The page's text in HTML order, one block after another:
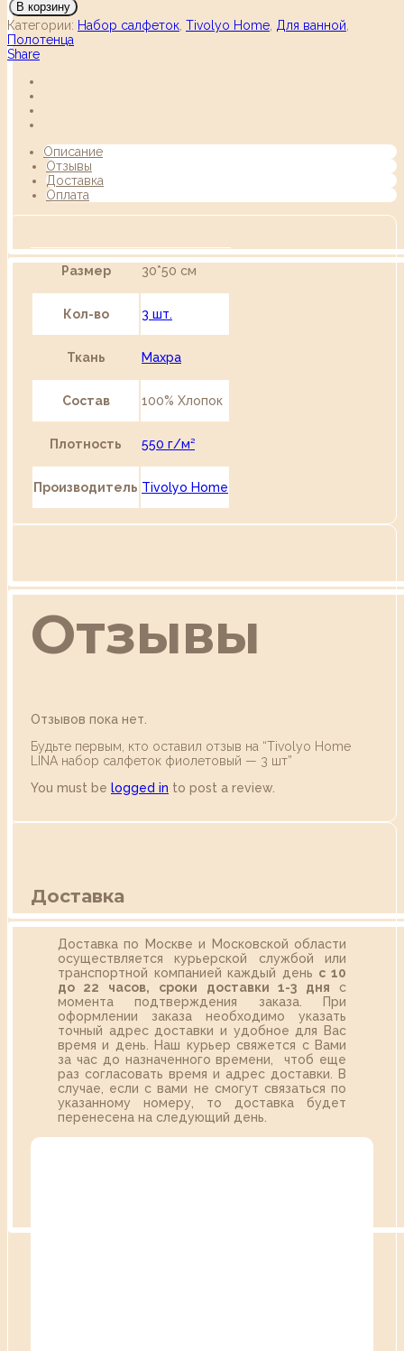
В корзину
Категории: Набор салфеток Tivolyo Home Для ванной
Полотенца
Share
Описание
Отзывы
Доставка
Оплата
Размер 30*50 см
Кол-во 3 шт.
Ткань Махра
Состав 100% Хлопок
Плотность 550 г/м²
Производитель Tivolyo Home
Отзывы
Отзывов пока нет.
Будьте первым, кто оставил отзыв на “Tivolyo Home
LINA набор салфеток фиолетовый — 3 шт”
You must be logged in to post a review.
Доставка
Доставка по Москве и Московской области
осуществляется курьерской службой или
транспортной компанией каждый день с 10
до 22 часов,
сроки доставки 1-3 дня с
момента подтверждения заказа. При
оформлении заказа необходимо указать
точный адрес доставки и удобное для Вас
время и день. Наш курьер свяжется с Вами
за час до назначенного времени, чтоб еще
раз согласовать время и адрес доставки. В
случае, если с вами не смогут связаться по
указанному номеру, то доставка будет
перенесена на следующий день.